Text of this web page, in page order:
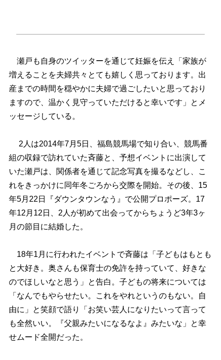
瀬戸も自身のツイッターを通じて妊娠を伝え「家族が
増えることを夫婦共々とても嬉しく思っております。出
産までの時間を穏やかに夫婦で過ごしたいと思っており
ますので、温かく見守っていただけると幸いです」とメ
ッセージしている。
2人は2014年7月5日、福島競馬場で知り合い、競馬番
組の収録で訪れていた斉藤と、予想イベントに出演して
いた瀬戸は、関係者を通じて記念写真を撮るなどし、こ
れをきっかけに同年冬ごろから交際を開始。その後、15
年5月22日『ダウンタウンなう』で公開プロポーズ。17
年12月12日、2人が初めて出会ってからちょうど3年3ヶ
月の節目に結婚した。
18年1月に行われたイベントで斉藤は「子どもはもとも
と大好き。奥さんも保育士の免許を持っていて、好きな
のでほしいなと思う」と告白。子どもの将来については
「なんでもやらせたい。これをやれというのもない。自
由に」と笑顔で語り「お笑い芸人になりたいって言って
も全然いい。『父親みたいになるなよ』みたいな」と幸
せムード全開だった。